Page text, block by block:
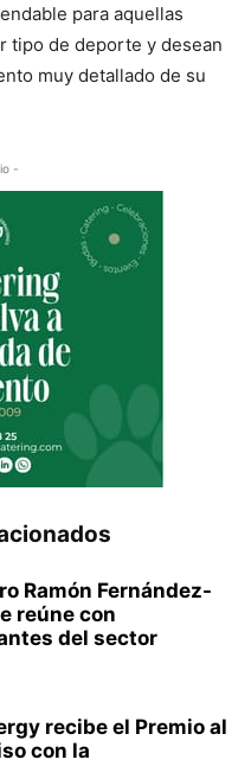
para aquellas
tipo de deporte y desean
muy detallado de su
-
Ramón Fernández-
reúne con
del sector
recibe el Premio al
con la